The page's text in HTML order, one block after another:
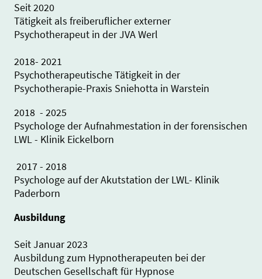
Seit 2020
Tätigkeit als freiberuflicher externer
Psychotherapeut in der JVA Werl
2018- 2021
Psychotherapeutische Tätigkeit in der
Psychotherapie-Praxis Sniehotta in Warstein
2018 - 2025
Psychologe der Aufnahmestation in der forensischen
LWL - Klinik Eickelborn
2017 - 2018
Psychologe auf der Akutstation der LWL- Klinik
Paderborn
Ausbildung
Seit Januar 2023
Ausbildung zum Hypnotherapeuten bei der
Deutschen Gesellschaft für Hypnose